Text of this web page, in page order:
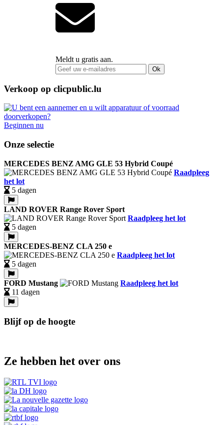
Meldt u gratis aan.
Ok
Verkoop op clicpublic.lu
Beginnen nu
Onze selectie
MERCEDES BENZ AMG GLE 53 Hybrid Coupé
Raadpleeg
het lot
5 dagen
LAND ROVER Range Rover Sport
Raadpleeg het lot
5 dagen
MERCEDES-BENZ CLA 250 e
Raadpleeg het lot
5 dagen
FORD Mustang
Raadpleeg het lot
11 dagen
Blijf op de hoogte
Ze hebben het over ons